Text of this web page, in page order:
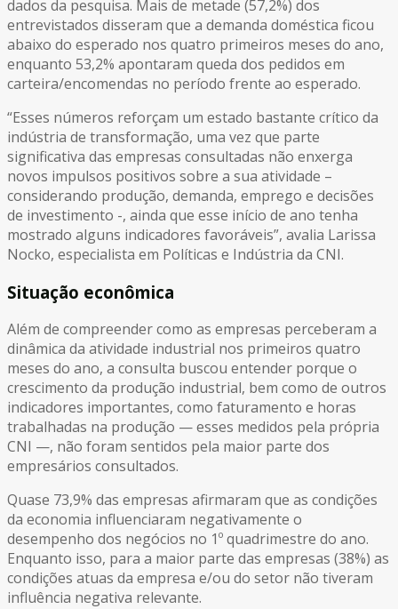
dados da pesquisa. Mais de metade (57,2%) dos
entrevistados disseram que a demanda doméstica ficou
abaixo do esperado nos quatro primeiros meses do ano,
enquanto 53,2% apontaram queda dos pedidos em
carteira/encomendas no período frente ao esperado.
“Esses números reforçam um estado bastante crítico da
indústria de transformação, uma vez que parte
significativa das empresas consultadas não enxerga
novos impulsos positivos sobre a sua atividade –
considerando produção, demanda, emprego e decisões
de investimento -, ainda que esse início de ano tenha
mostrado alguns indicadores favoráveis”, avalia Larissa
Nocko, especialista em Políticas e Indústria da CNI.
Situação econômica
Além de compreender como as empresas perceberam a
dinâmica da atividade industrial nos primeiros quatro
meses do ano, a consulta buscou entender porque o
crescimento da produção industrial, bem como de outros
indicadores importantes, como faturamento e horas
trabalhadas na produção — esses medidos pela própria
CNI —, não foram sentidos pela maior parte dos
empresários consultados.
Quase 73,9% das empresas afirmaram que as condições
da economia influenciaram negativamente o
desempenho dos negócios no 1º quadrimestre do ano.
Enquanto isso, para a maior parte das empresas (38%) as
condições atuas da empresa e/ou do setor não tiveram
influência negativa relevante.